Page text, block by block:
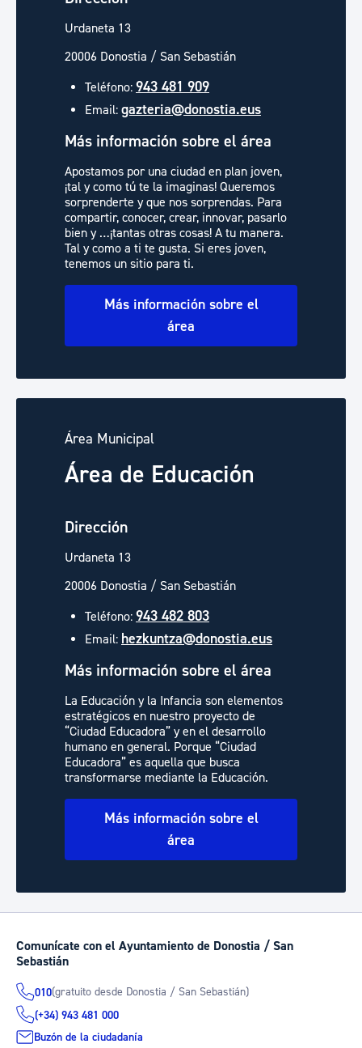
Urdaneta 13
20006 Donostia / San Sebastián
Teléfono: 943 481 909
Email: gazteria@donostia.eus
Más información sobre el área
Apostamos por una ciudad en plan joven,
¡tal y como tú te la imaginas! Queremos
sorprenderte y que nos sorprendas. Para
compartir, conocer, crear, innovar, pasarlo
bien y …¡tantas otras cosas! A tu manera.
Tal y como a ti te gusta. Si eres joven,
tenemos un sitio para ti.
Más información sobre el
área
Área Municipal
Área de Educación
Dirección
Urdaneta 13
20006 Donostia / San Sebastián
Teléfono: 943 482 803
Email: hezkuntza@donostia.eus
Más información sobre el área
La Educación y la Infancia son elementos
estratégicos en nuestro proyecto de
“Ciudad Educadora” y en el desarrollo
humano en general. Porque “Ciudad
Educadora” es aquella que busca
transformarse mediante la Educación.
Más información sobre el
área
Comunícate con el Ayuntamiento de Donostia / San
Sebastián
010(gratuito desde Donostia / San Sebastián)
(+34) 943 481 000
Buzón de la ciudadanía